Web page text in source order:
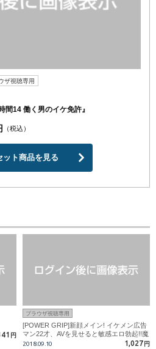
ザ視聴専用
間14 働く男のイケ免許』
（税込）
ット商品を見る
円
ブラウザ視聴専用
[POWER GRIP]新顔メイン! イケメン広告
マン22才、AVを見せると敏感エロ勃起!!魔
の責めに甘いマスクを歪ませ…
2018.09.10 1,027 円